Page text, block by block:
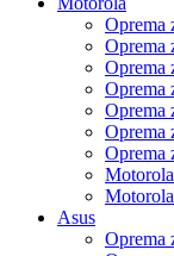
Oprema
Oprema
Oprema
Oprema
Oprema
Oprema
Oprema
Asus
Oprema